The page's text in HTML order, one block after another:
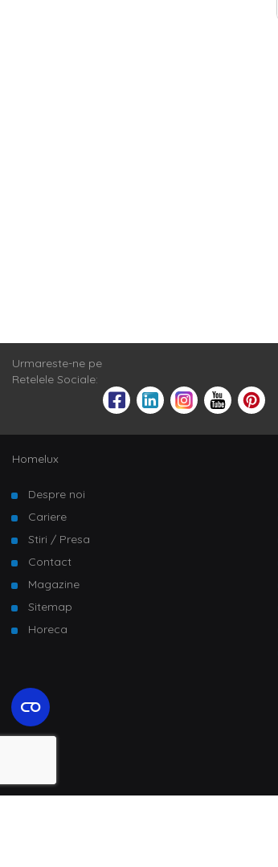
Urmareste-ne pe
Retelele Sociale:
Homelux
Despre noi
Cariere
Stiri / Presa
Contact
Magazine
Sitemap
Horeca